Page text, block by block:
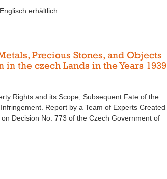
erhältlich.
Precious Stones, and Objects
the czech Lands in the Years 1939
Rights and its Scope; Subsequent Fate of the
Report by a Team of Experts Created
Decision No. 773 of the Czech Government of